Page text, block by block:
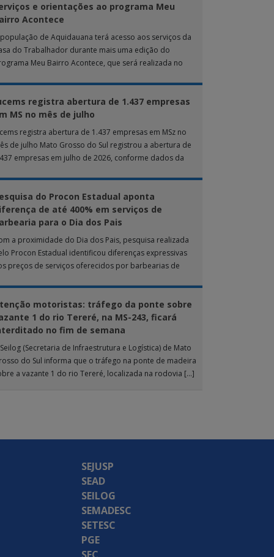
e orientações ao programa Meu
Acontece
de Aquidauana terá acesso aos serviços da
do Trabalhador durante mais uma edição do
Meu Bairro Acontece, que será realizada no
registra abertura de 1.437 empresas
MS no mês de julho
registra abertura de 1.437 empresas em MSz no
de julho Mato Grosso do Sul registrou a abertura de
empresas em julho de 2026, conforme dados da
do Procon Estadual aponta
de até 400% em serviços de
para o Dia dos Pais
a proximidade do Dia dos Pais, pesquisa realizada
Procon Estadual identificou diferenças expressivas
preços de serviços oferecidos por barbearias de
motoristas: tráfego da ponte sobre
1 do rio Tereré, na MS-243, ficará
no fim de semana
(Secretaria de Infraestrutura e Logística) de Mato
do Sul informa que o tráfego na ponte de madeira
a vazante 1 do rio Tereré, localizada na rodovia […]
SEJUSP
SEAD
SEILOG
SEMADESC
SETESC
PGE